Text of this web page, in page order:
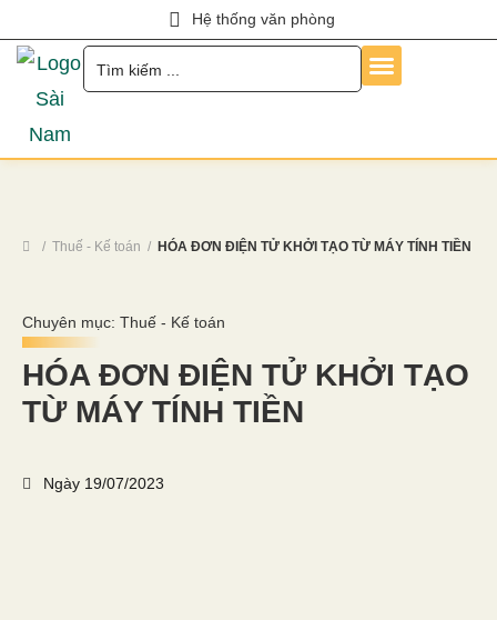
Hệ thống văn phòng
Thuế - Kế toán HÓA ĐƠN ĐIỆN TỬ KHỞI TẠO TỪ MÁY TÍNH TIỀN
Chuyên mục: Thuế - Kế toán
HÓA ĐƠN ĐIỆN TỬ KHỞI TẠO
TỪ MÁY TÍNH TIỀN
Ngày 19/07/2023